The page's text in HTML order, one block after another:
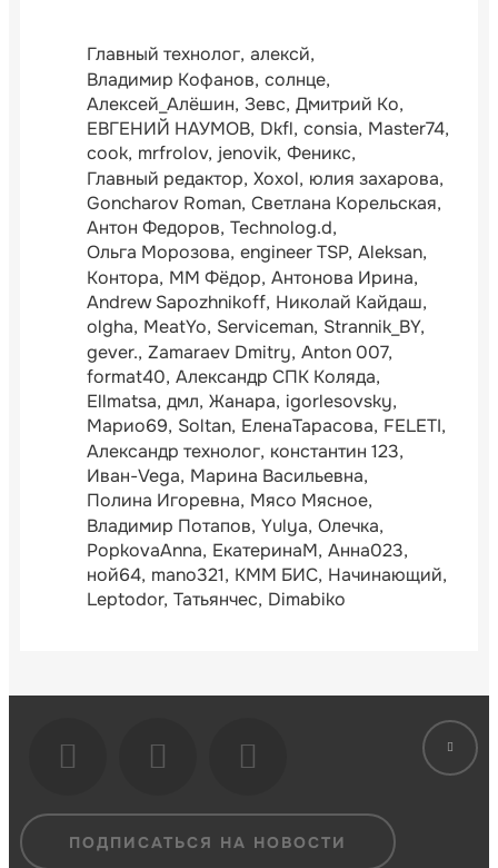
Главный технолог алексй
Владимир Кофанов солнце
Алексей_Алёшин Зевс Дмитрий Ко
ЕВГЕНИЙ НАУМОВ Dkfl consia Master74
cook mrfrolov jenovik Феникс
Главный редактор Xoxol юлия захарова
Goncharov Roman Светлана Корельская
Антон Федоров Technolog.d
Ольга Морозова engineer TSP Aleksan
Контора ММ Фёдор Антонова Ирина
Andrew Sapozhnikoff Николай Кайдаш
olgha MeatYo Serviceman Strannik_BY
gever. Zamaraev Dmitry Anton 007
format40 Александр СПК Коляда
Ellmatsa дмл Жанара igorlesovsky
Марио69 Soltan ЕленаТарасова FELETI
Александр технолог константин 123
Иван-Vega Марина Васильевна
Полина Игоревна Мясо Мясное
Владимир Потапов Yulya Олечка
PopkovaAnna ЕкатеринаМ Анна023
ной64 mano321 КММ БИС Начинающий
Leptodor Татьянчес Dimabiko
ПОДПИСАТЬСЯ НА НОВОСТИ